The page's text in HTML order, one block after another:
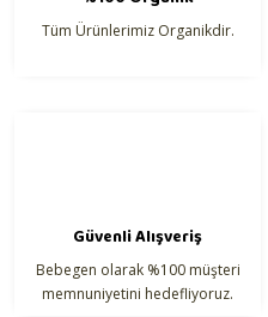
Dayanıklı klips sistemi ile kolay
Ürün bilgilerinde hatalar
Tüm Ürünlerimiz Organikdir.
Güvenli Alışveriş
Bebegen olarak %100 müşteri
memnuniyetini hedefliyoruz.